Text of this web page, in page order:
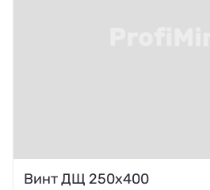
Винт ДЩ 250х400